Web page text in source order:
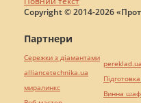
Copyright © 2014-2026
Партнери
Сережки з діамантами
alliancetechnika.ua
миралинкс
pereklad.ua
Винна